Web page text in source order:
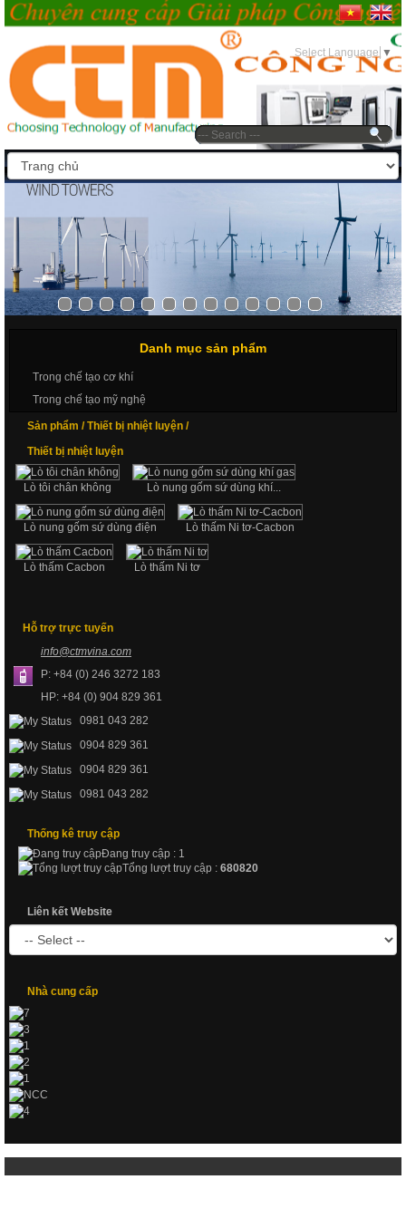
07:41 EDT Thứ bảy, 08/08/2026
Select Language ▼
Danh mục sản phẩm
Trong chế tạo cơ khí
Trong chế tạo mỹ nghệ
Sản phẩm / Thiết bị nhiệt luyện /
Thiết bị nhiệt luyện
Lò tôi chân không Lò nung gốm sứ dùng khí...
Lò nung gốm sứ dùng điện Lò thấm Ni tơ-Cacbon
Lò thấm Cacbon Lò thấm Ni tơ
Hỗ trợ trực tuyến
info@ctmvina.com
P: +84 (0) 246 3272 183
HP: +84 (0) 904 829 361
0981 043 282
0904 829 361
0904 829 361
0981 043 282
Thống kê truy cập
Đang truy cập : 1
Tổng lượt truy cập : 680820
Liên kết Website
Nhà cung cấp